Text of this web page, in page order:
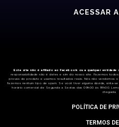
ACESSAR
Este site não é afiliado ao Facebook ou a qualquer entidade
responsabilidade não é deles e sim do nosso site. Fazemos
provas do produto e usamos resultados reais. Nós não vendemos
fazemos nenhum tipo de spam. Se você tiver alguma dúvida, sinta-
horário comercial de Segunda a Sextas das 09h00 ás 18h00.
chegada.
POLÍTICA DE
TERMOS